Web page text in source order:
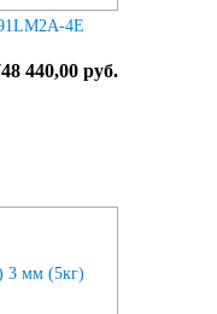
4E
440,00 руб.